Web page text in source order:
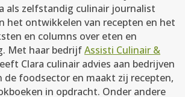
als zelfstandig culinair journalist
het ontwikkelen van recepten en het
en columns over eten en
Met haar bedrijfAssisti Culinair &
Clara culinair advies aan bedrijven
de foodsector en maakt zij recepten,
in opdracht. Onder andere